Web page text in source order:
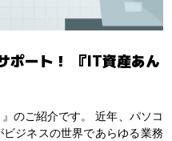
ポート！ 『IT資産あん
のご紹介です。 近年、パソコ
ジネスの世界であらゆる業務